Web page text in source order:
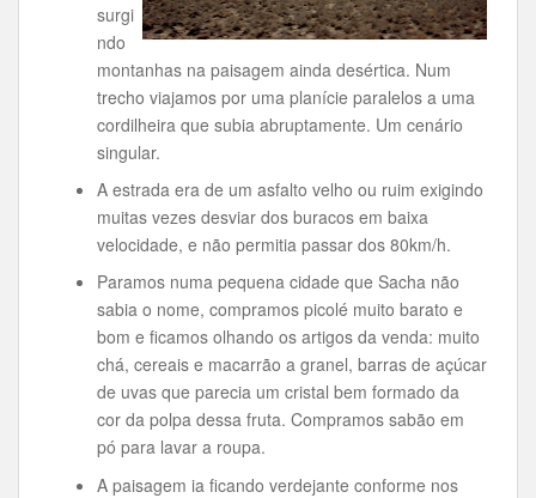
surgi
ndo
montanhas na paisagem ainda desértica. Num
trecho viajamos por uma planície paralelos a uma
cordilheira que subia abruptamente. Um cenário
singular.
A estrada era de um asfalto velho ou ruim exigindo
muitas vezes desviar dos buracos em baixa
velocidade, e não permitia passar dos 80km/h.
Paramos numa pequena cidade que Sacha não
sabia o nome, compramos picolé muito barato e
bom e ficamos olhando os artigos da venda: muito
chá, cereais e macarrão a granel, barras de açúcar
de uvas que parecia um cristal bem formado da
cor da polpa dessa fruta. Compramos sabão em
pó para lavar a roupa.
A paisagem ia ficando verdejante conforme nos